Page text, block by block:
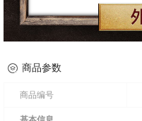
商品参数
商品编号